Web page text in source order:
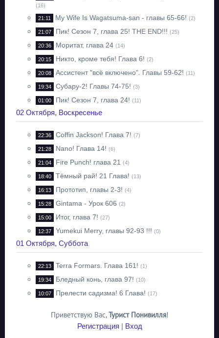
(16)
21:11 My Wife Is Wagatsuma-san - главы 65-66! (2)
21:07 Пик! Сезон 7, глава 25! THE END!!! (25)
20:36 Моритат, глава 24 (14)
20:15 Никто, кроме тебя! Глава 6! (2)
20:08 Ассистент "всё включено". Главы 59-62! (11)
19:34 Субару-2! Главы 74-75! (3)
01:00 Пик! Сезон 7, глава 24! (11)
02 Октября, Воскресенье
22:36 Coffin Jackson! Глава 7! (7)
21:28 Nano! Глава 14! (6)
21:04 Fire Punch! глава 21 (4)
18:40 Тёмный рай! 21 Глава! (13)
16:13 Прототип, главы 2-3! (4)
15:28 Gintama - Урок 606 (2)
15:00 Итог, глава 7! (27)
12:37 Yumekui Merry, главы 92-93 !!! (0)
01 Октября, Суббота
22:13 Terra Formars. Глава 161! (1)
19:34 Бледный конь, глава 97! (10)
10:07 Прелести садизма! 6 Глава! (17)
Приветствую Вас,Турист Понивилля!
Регистрация | Вход